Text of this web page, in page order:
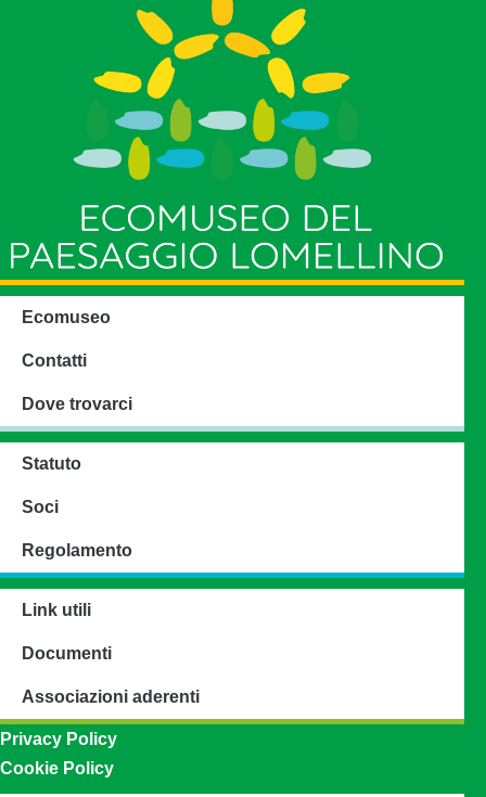
Ecomuseo
Contatti
Dove trovarci
Statuto
Soci
Regolamento
Link utili
Documenti
Associazioni aderenti
Privacy Policy
Cookie Policy